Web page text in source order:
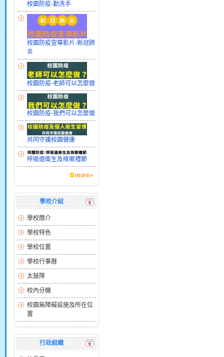
校園防疫-勤洗手
校園防疫宣導影片-新冠肺
炎
校園防疫-老師可以怎麼做
校園防疫-我們可以怎麼做
共同守護校園健康
呼吸道衛生及咳嗽禮節
more»
學校介紹
學校簡介
學校特色
學校位置
學校行事曆
太鼓隊
校內分機
校園無障礙設施及所在位
置
行政組織